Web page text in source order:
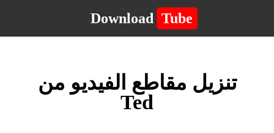
Download Tube
تنزيل مقاطع الفيديو من
Ted